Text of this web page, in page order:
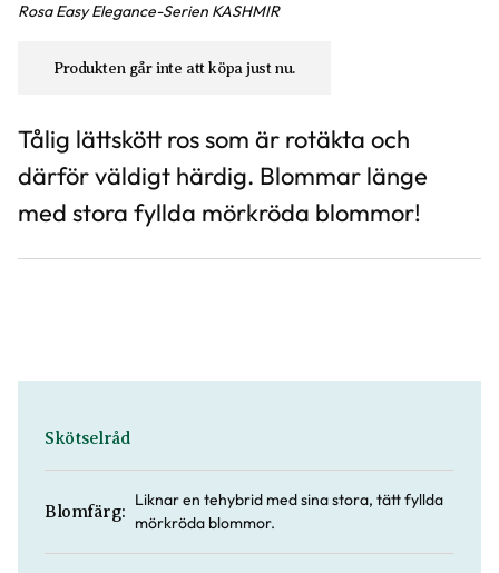
Rosa Easy Elegance-Serien KASHMIR
Produkten går inte att köpa just nu.
Tålig lättskött ros som är rotäkta och
därför väldigt härdig. Blommar länge
med stora fyllda mörkröda blommor!
Skötselråd
Blomfärg:
Liknar en tehybrid med sina stora, tätt fyllda
mörkröda blommor.